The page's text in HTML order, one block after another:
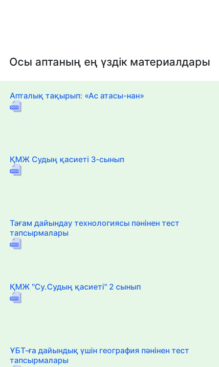
Осы аптаның ең үздік материалдары
Апталық тақырып: «Ас атасы-нан»
ҚМЖ Судың қасиеті 3-сынып
Тағам дайындау технологиясы пәнінен тест
тапсырмалары
ҚМЖ "Су.Судың қасиеті" 2 сынып
ҰБТ-ға дайындық үшін география пәнінен тест
тапсырмалары